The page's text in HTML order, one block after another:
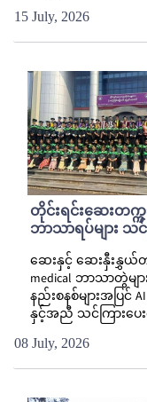
15 July, 2026
တိုင်းရင်းဆေးတက္
ဘာသာရပ်များ သ
ဆေးနှင့် ဆေးနှီးနွှယ်
medical ဘာသာတွဲမ
နည်းစနစ်များအပြင်
နှင့်အညီ သင်ကြားပေ
08 July, 2026